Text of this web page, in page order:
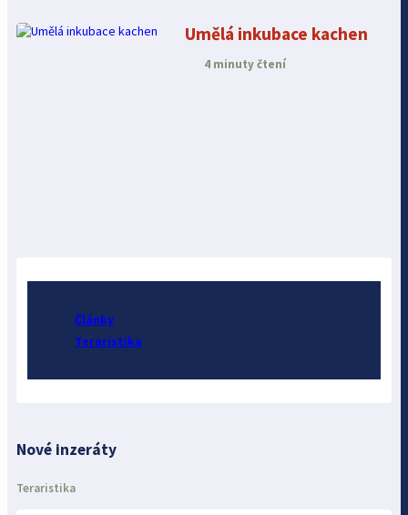
Umělá inkubace kachen
4 minuty čtení
Články
Teraristika
Nové inzeráty
Teraristika